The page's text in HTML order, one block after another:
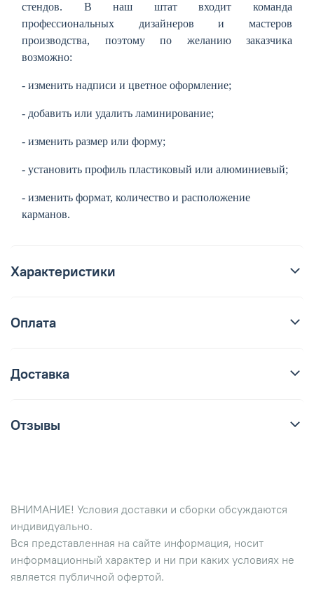
стендов. В наш штат входит команда
профессиональных дизайнеров и мастеров
производства, поэтому по желанию заказчика
возможно:
- изменить надписи и цветное оформление;
- добавить или удалить ламинирование;
- изменить размер или форму;
- установить профиль пластиковый или алюминиевый;
- изменить формат, количество и расположение
карманов.
Характеристики
Оплата
Доставка
Отзывы
ВНИМАНИЕ! Условия доставки и сборки обсуждаются
индивидуально.
Вся представленная на сайте информация, носит
информационный характер и ни при каких условиях не
является публичной офертой.